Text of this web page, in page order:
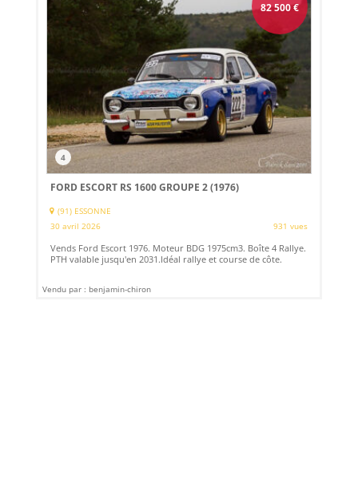
82 500€
4
FORD ESCORT RS 1600 GROUPE 2 (1976)
(91) ESSONNE
30 avril 2026
931 vues
Vends Ford Escort 1976. Moteur BDG 1975cm3. Boîte 4 Rallye.
PTH valable jusqu'en 2031.Idéal rallye et course de côte.
Vendu par : benjamin-chiron